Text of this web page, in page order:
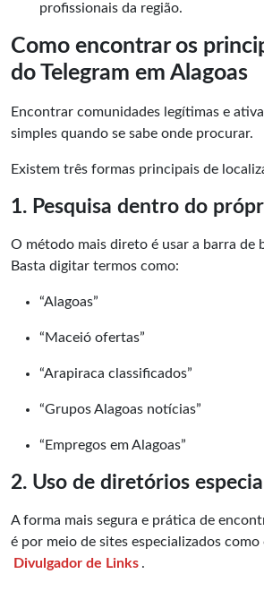
profissionais da região.
Como encontrar os
do Telegram em Alagoas
Encontrar comunidades legítimas e
simples quando se sabe onde procurar.
Existem três formas principais de
1. Pesquisa dentro do
O método mais direto é usar a barra de
Basta digitar termos como:
“Alagoas”
“Maceió ofertas”
“Arapiraca classificados”
“Grupos Alagoas notícias”
“Empregos em Alagoas”
2. Uso de diretórios
A forma mais segura e prática de
é por meio de sites especializados como
Divulgador de Links .